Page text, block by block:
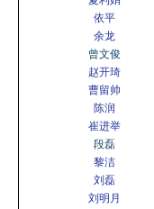
依平
余龙
曾文俊
赵开琦
曹留帅
陈润
崔进举
段磊
黎洁
刘磊
刘明月